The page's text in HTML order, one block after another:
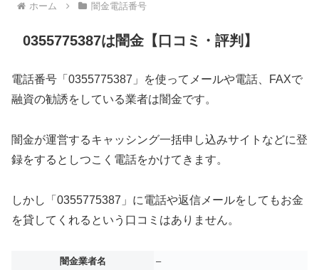
ホーム 闇金電話番号
0355775387は闇金【口コミ・評判】
電話番号「0355775387」を使ってメールや電話、FAXで
融資の勧誘をしている業者は闇金です。
闇金が運営するキャッシング一括申し込みサイトなどに登
録をするとしつこく電話をかけてきます。
しかし「0355775387」に電話や返信メールをしてもお金
を貸してくれるという口コミはありません。
闇金業者名
–